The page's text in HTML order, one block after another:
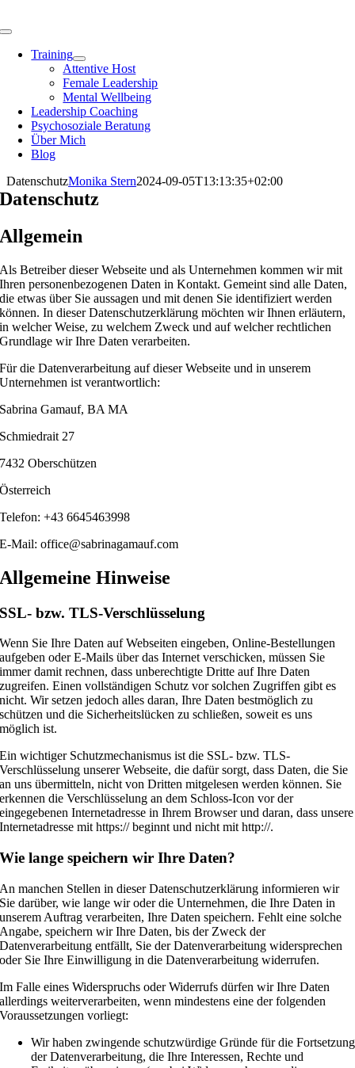
Inhalt
Toggle
NavigationTraining
Attentive Host
Female Leadership
Mental Wellbeing
Leadership Coaching
Psychosoziale Beratung
Über Mich
Blog
DatenschutzMonika Stern2024-09-05T13:13:35+02:00
Datenschutz
Allgemein
Als Betreiber dieser Webseite und als Unternehmen kommen wir mit
Ihren personenbezogenen Daten in Kontakt. Gemeint sind alle Daten,
die etwas über Sie aussagen und mit denen Sie identifiziert werden
können. In dieser Datenschutzerklärung möchten wir Ihnen erläutern,
in welcher Weise, zu welchem Zweck und auf welcher rechtlichen
Grundlage wir Ihre Daten verarbeiten.
Für die Datenverarbeitung auf dieser Webseite und in unserem
Unternehmen ist verantwortlich:
Sabrina Gamauf, BA MA
Schmiedrait 27
7432 Oberschützen
Österreich
Telefon: +43 6645463998
E-Mail: office@sabrinagamauf.com
Allgemeine Hinweise
SSL- bzw. TLS-Verschlüsselung
Wenn Sie Ihre Daten auf Webseiten eingeben, Online-Bestellungen
aufgeben oder E-Mails über das Internet verschicken, müssen Sie
immer damit rechnen, dass unberechtigte Dritte auf Ihre Daten
zugreifen. Einen vollständigen Schutz vor solchen Zugriffen gibt es
nicht. Wir setzen jedoch alles daran, Ihre Daten bestmöglich zu
schützen und die Sicherheitslücken zu schließen, soweit es uns
möglich ist.
Ein wichtiger Schutzmechanismus ist die SSL- bzw. TLS-
Verschlüsselung unserer Webseite, die dafür sorgt, dass Daten, die Sie
an uns übermitteln, nicht von Dritten mitgelesen werden können. Sie
erkennen die Verschlüsselung an dem Schloss-Icon vor der
eingegebenen Internetadresse in Ihrem Browser und daran, dass unsere
Internetadresse mit https:// beginnt und nicht mit http://.
Wie lange speichern wir Ihre Daten?
An manchen Stellen in dieser Datenschutzerklärung informieren wir
Sie darüber, wie lange wir oder die Unternehmen, die Ihre Daten in
unserem Auftrag verarbeiten, Ihre Daten speichern. Fehlt eine solche
Angabe, speichern wir Ihre Daten, bis der Zweck der
Datenverarbeitung entfällt, Sie der Datenverarbeitung widersprechen
oder Sie Ihre Einwilligung in die Datenverarbeitung widerrufen.
Im Falle eines Widerspruchs oder Widerrufs dürfen wir Ihre Daten
allerdings weiterverarbeiten, wenn mindestens eine der folgenden
Voraussetzungen vorliegt:
Wir haben zwingende schutzwürdige Gründe für die Fortsetzung
der Datenverarbeitung, die Ihre Interessen, Rechte und